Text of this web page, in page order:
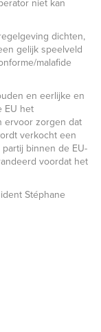
niet kan
dichten,
gelijk speelveld
malafide
en eerlijke en
EU het
ervoor zorgen dat
verkocht een
binnen de EU-
voordat het
Stéphane